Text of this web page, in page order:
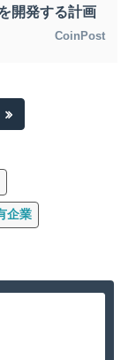
開発する計画
CoinPost
企業